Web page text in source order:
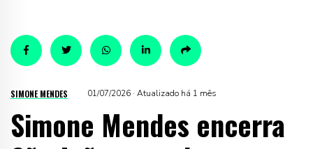
SIMONE MENDES 01/07/2026 · Atualizado há 1 mês
Simone Mendes encerra